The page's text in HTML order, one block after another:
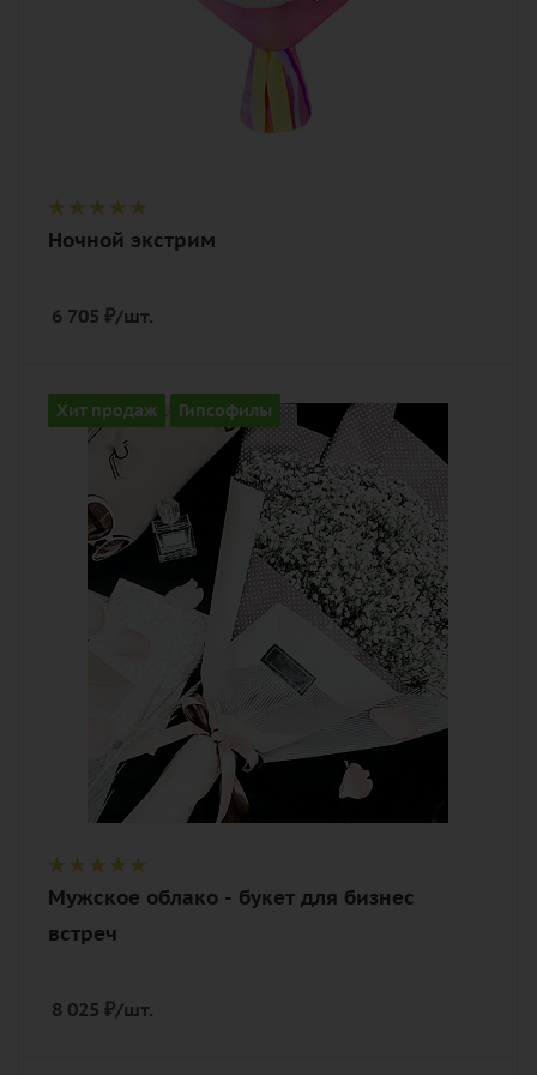
Ночной экстрим
6 705 ₽/шт.
Хит продаж Гипсофилы
Количество
15
белый
Описание
гипсофилы, лента, дизайнерская
упаковка
Мужское облако - букет для бизнес
встреч
8 025 ₽/шт.